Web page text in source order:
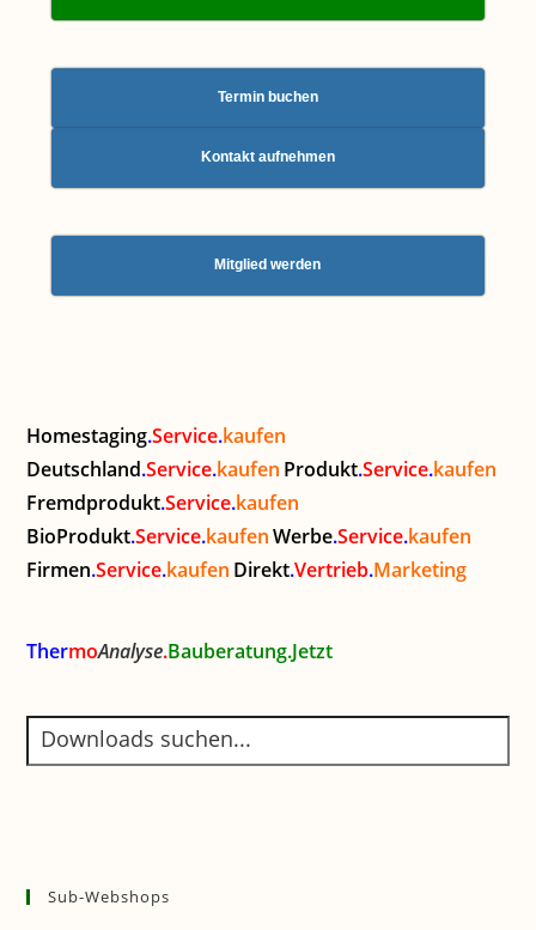
Termin buchen
Kontakt aufnehmen
Mitglied werden
Homestaging.Service.kaufen
Deutschland.Service.kaufen Produkt.Service.kaufen
Fremdprodukt.Service.kaufen
BioProdukt.Service.kaufen Werbe.Service.kaufen
Firmen.Service.kaufen Direkt.Vertrieb.Marketing
ThermoAnalyse.Bauberatung.Jetzt
Sub-Webshops